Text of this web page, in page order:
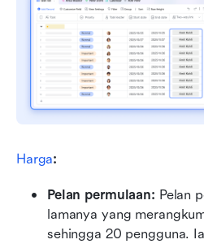
Harga:
Pelan permulaan: Pelan
lamanya yang
sehingga 20 pengguna.